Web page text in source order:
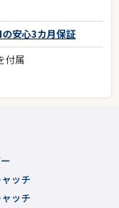
安心3カ月保証
付属
ッチ
ッチ